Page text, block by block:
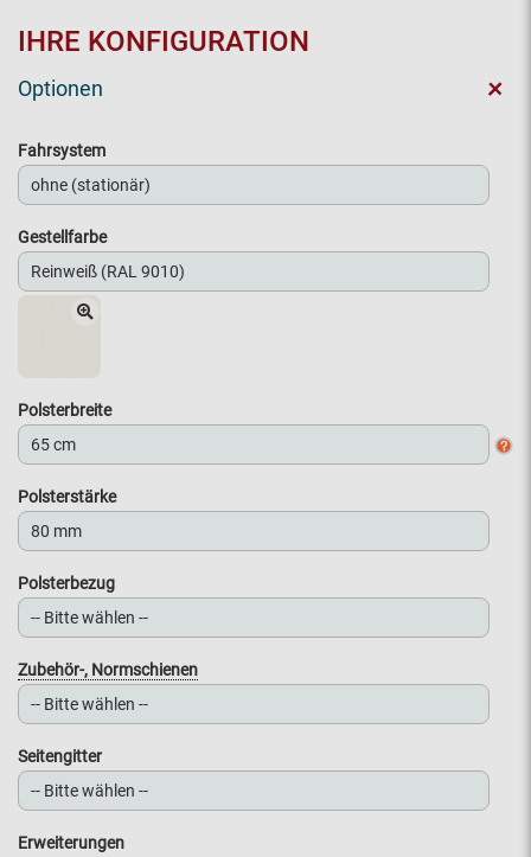
IHRE KONFIGURATION
Optionen +
Fahrsystem
Gestellfarbe
Polsterbreite
Polsterstärke
Polsterbezug
Zubehör-, Normschienen
Seitengitter
Erweiterungen